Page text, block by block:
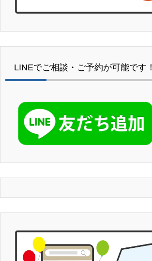
LINEでご相談・ご予約が可能です！